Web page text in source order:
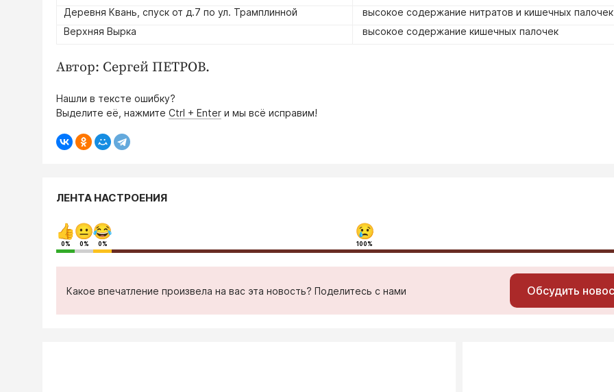
Деревня Квань, спуск от д.7 по ул. Трамплинной
высокое содержание нитратов и кишечных палочек
Верхняя Вырка
высокое содержание кишечных палочек
Автор: Сергей ПЕТРОВ.
Нашли в тексте ошибку?
Выделите её, нажмите Ctrl + Enter и мы всё исправим!
ЛЕНТА НАСТРОЕНИЯ
0% 0% 0% 100%
Какое впечатление произвела на вас эта новость? Поделитесь с нами Обсудить